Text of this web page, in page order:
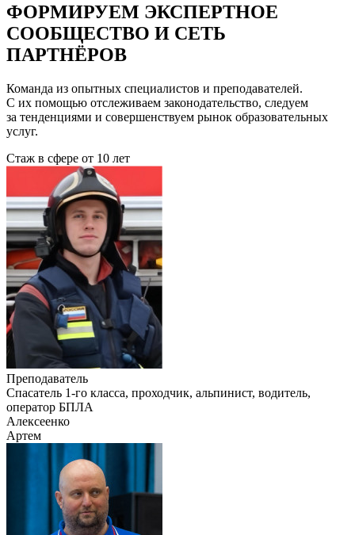
ФОРМИРУЕМ ЭКСПЕРТНОЕ
СООБЩЕСТВО И СЕТЬ
ПАРТНЁРОВ
Команда из опытных специалистов и преподавателей.
С их помощью отслеживаем законодательство, следуем
за тенденциями и совершенствуем рынок образовательных
услуг.
Стаж в сфере от 10 лет
Преподаватель
Cпасатель 1-го класса, проходчик, альпинист, водитель,
оператор БПЛА
Алексеенко
Артем